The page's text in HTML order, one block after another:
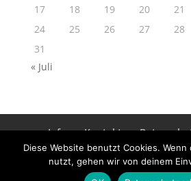
17
18 19 20 21
24
25 26 27 28
31
« Juli
Info Kontakt
Impressum
Diese Website benutzt Cookies.
nutzt, gehen wir von deinem